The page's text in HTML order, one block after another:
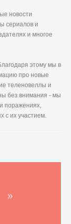
новости
сериалов и
и многое
этому мы в
про новые
теленовеллы и
без внимания - мы
поражениях,
с их участием.
»